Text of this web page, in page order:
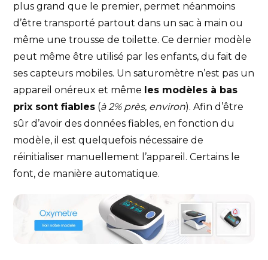
plus grand que le premier, permet néanmoins
d’être transporté partout dans un sac à main ou
même une trousse de toilette. Ce dernier modèle
peut même être utilisé par les enfants, du fait de
ses capteurs mobiles. Un saturomètre n’est pas un
appareil onéreux et même les modèles à bas
prix sont fiables (à 2% près, environ). Afin d’être
sûr d’avoir des données fiables, en fonction du
modèle, il est quelquefois nécessaire de
réinitialiser manuellement l’appareil. Certains le
font, de manière automatique.